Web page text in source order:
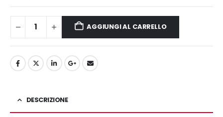
120,00€.99,00€.
AGGIUNGI AL CARRELLO
DESCRIZIONE